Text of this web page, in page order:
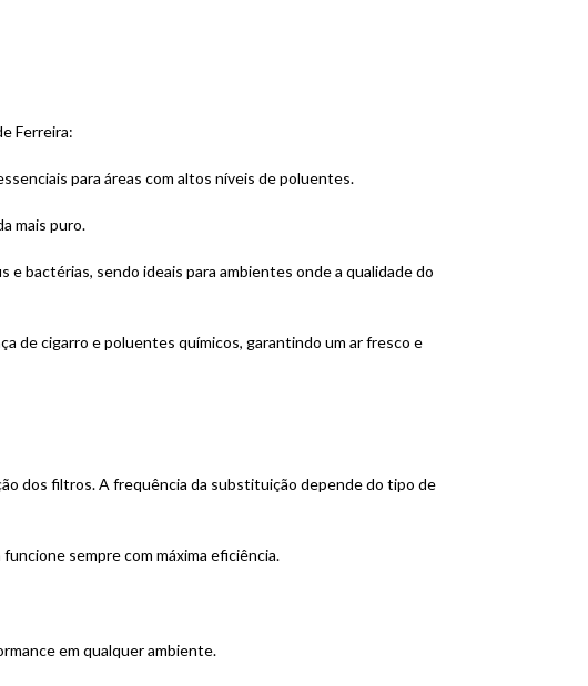
Ferreira:
para áreas com altos níveis de poluentes.
mais puro.
bactérias, sendo ideais para ambientes onde a qualidade do
de cigarro e poluentes químicos, garantindo um ar fresco e
dos filtros. A frequência da substituição depende do tipo de
sempre com máxima eficiência.
em qualquer ambiente.